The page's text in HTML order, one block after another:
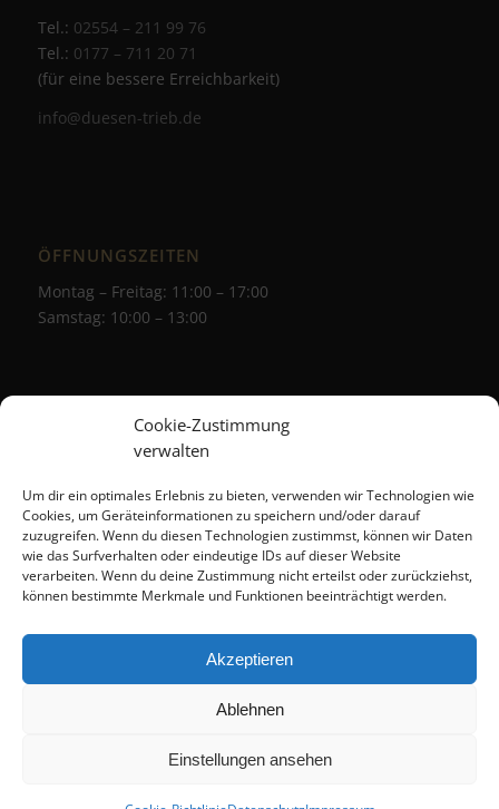
Cookie-Zustimmung
verwalten
Um dir ein optimales Erlebnis zu bieten, verwenden wir Technologien wie
Cookies, um Geräteinformationen zu speichern und/oder darauf
zuzugreifen. Wenn du diesen Technologien zustimmst, können wir Daten
wie das Surfverhalten oder eindeutige IDs auf dieser Website
verarbeiten. Wenn du deine Zustimmung nicht erteilst oder zurückziehst,
können bestimmte Merkmale und Funktionen beeinträchtigt werden.
Akzeptieren
Ablehnen
Einstellungen ansehen
Tel.: 02554 – 211 99 76
Tel.: 0177 – 711 20 71
(für eine bessere Erreichbarkeit)
info@duesen-trieb.de
ÖFFNUNGSZEITEN
Montag – Freitag: 11:00 – 17:00
Samstag: 10:00 – 13:00
Datenschutz Cookie-Richtlinie (EU)
Kontakt